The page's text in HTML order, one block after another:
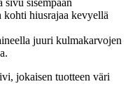
hiusrajaa kevyellä
juuri kulmakarvojen
jokaisen tuotteen väri